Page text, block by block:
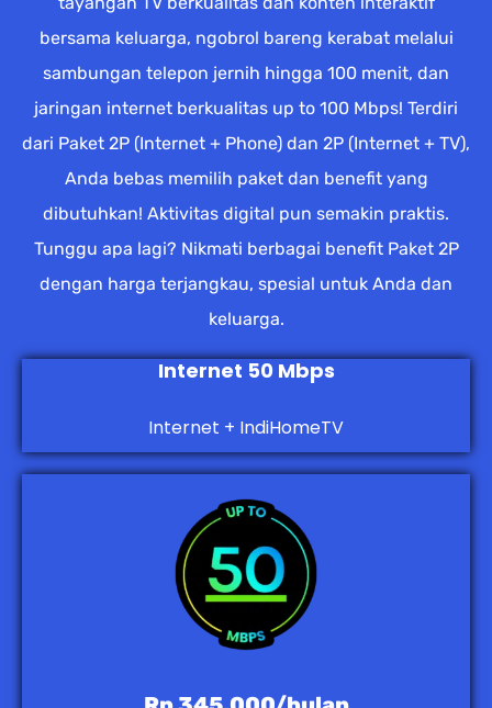
bersama keluarga, ngobrol bareng kerabat melalui
sambungan telepon jernih hingga 100 menit, dan
jaringan internet berkualitas up to 100 Mbps! Terdiri
dari Paket 2P (Internet + Phone) dan 2P (Internet + TV),
Anda bebas memilih paket dan benefit yang
dibutuhkan! Aktivitas digital pun semakin praktis.
Tunggu apa lagi? Nikmati berbagai benefit Paket 2P
dengan harga terjangkau, spesial untuk Anda dan
keluarga.
Internet 50 Mbps
Internet + IndiHomeTV